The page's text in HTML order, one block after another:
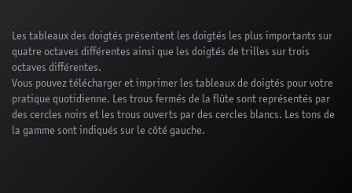
Les tableaux des doigtés présentent les doigtés les plus importants sur
quatre octaves différentes ainsi que les doigtés de trilles sur trois
octaves différentes.
Vous pouvez télécharger et imprimer les tableaux de doigtés pour votre
pratique quotidienne. Les trous fermés de la flûte sont représentés par
des cercles noirs et les trous ouverts par des cercles blancs. Les tons de
la gamme sont indiqués sur le côté gauche.